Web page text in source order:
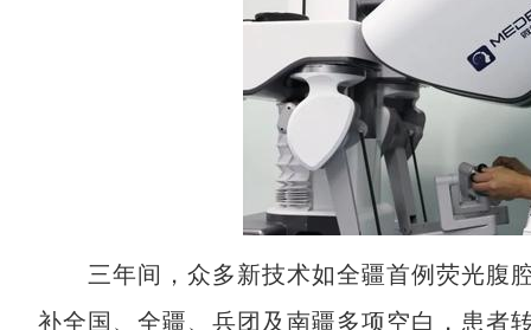
三年间，众多新技术如全疆首例荧光腹
补全国、全疆、兵团及南疆多项空白，患者